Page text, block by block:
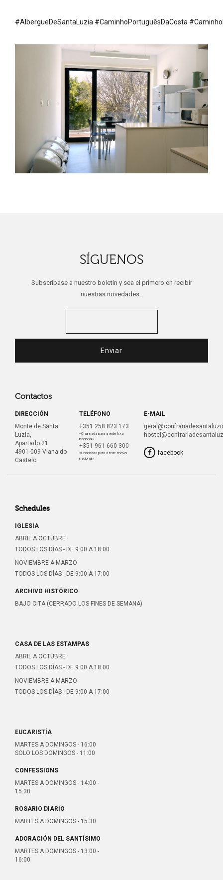
#AlbergueDeSantaLuzia #CaminhoPortuguêsDaCosta
SÍGUENOS
Subscríbase a nuestro boletín y sea el primero en recibir
nuestras novedades..
Contactos
DIRECCIÓN
Monte de Santa
Luzia,
Apartado 21
4901-009 Viana do
Castelo
TELÉFONO
+351 258 823 173
«Chamada para a rede fixa
nacional»
+351 961 660 300
«Chamada para a rede móvel
nacional»
E-MAIL
facebook
Schedules
IGLESIA
ABRIL A OCTUBRE
TODOS LOS DÍAS - DE 9:00 A 18:00
NOVIEMBRE A MARZO
TODOS LOS DÍAS - DE 9:00 A 17:00
ARCHIVO HISTÓRICO
BAJO CITA (CERRADO LOS FINES DE SEMANA)
CASA DE LAS ESTAMPAS
ABRIL A OCTUBRE
TODOS LOS DÍAS - DE 9:00 A 18:00
NOVIEMBRE A MARZO
TODOS LOS DÍAS - DE 9:00 A 17:00
EUCARISTÍA
MARTES A DOMINGOS - 16:00
SOLO LOS DOMINGOS - 11:00
CONFESSIONS
MARTES A DOMINGOS - 14:00 -
15:30
ROSARIO DIARIO
MARTES A DOMINGOS - 15:30
ADORACIÓN DEL SANTÍSIMO
MARTES A DOMINGOS - 13:00 -
16:00